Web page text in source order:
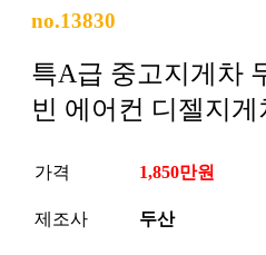
no.13830
특A급 중고지게차
빈 에어컨 디젤지게
가격 1,850만원
제조사 두산